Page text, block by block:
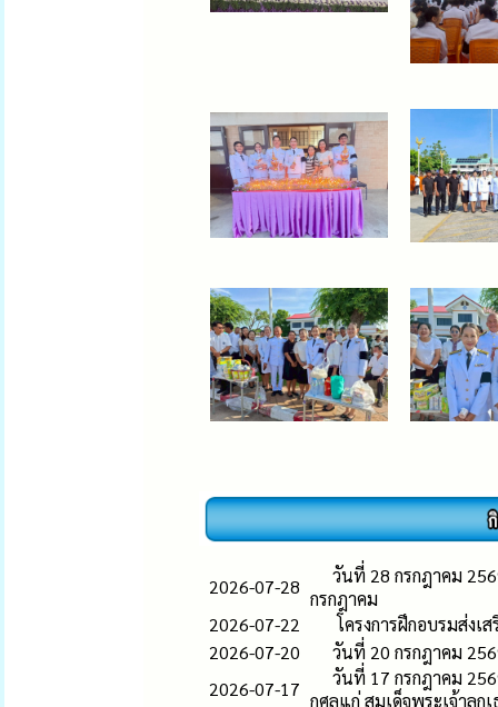
2026-07-28
วันที่ 28 กรกฎาคม
กรกฎาคม
2026-07-22
โครงการฝึกอบรมส่ง
2026-07-20
วันที่ 20 กรกฎาคม
2026-07-17
วันที่ 17 กรกฎาคม
กุศลแก่ สมเด็จพระเจ้าลู